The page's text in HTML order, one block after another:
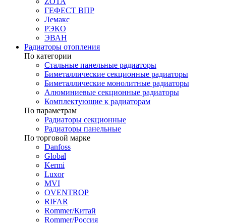
ГЕФЕСТ ВПР
Лемакс
РЭКО
ЭВАН
Радиаторы отопления
По категории
Стальные панельные радиаторы
Биметаллические секционные радиаторы
Биметаллические монолитные радиаторы
Алюминиевые секционные радиаторы
Комплектующие к радиаторам
По параметрам
Радиаторы секционные
Радиаторы панельные
По торговой марке
Danfoss
Global
Kermi
Luxor
MVI
OVENTROP
RIFAR​
Rommer/Китай
Rommer/Россия